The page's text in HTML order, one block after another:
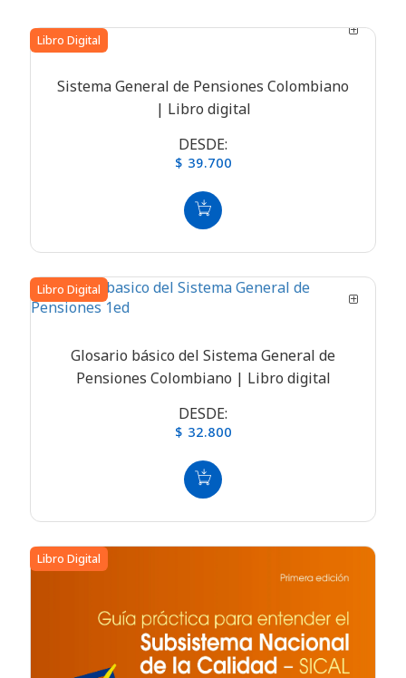
Libro Digital
Sistema General de Pensiones Colombiano
| Libro digital
DESDE:
$ 39.700
Libro Digital
Glosario básico del Sistema General de
Pensiones Colombiano | Libro digital
DESDE:
$ 32.800
Libro Digital